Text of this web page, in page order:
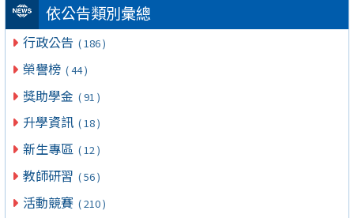
依公告類別彙總
行政公告 ( 186 )
榮譽榜 ( 44 )
獎助學金 ( 91 )
升學資訊 ( 18 )
新生專區 ( 12 )
教師研習 ( 56 )
活動競賽 ( 210 )